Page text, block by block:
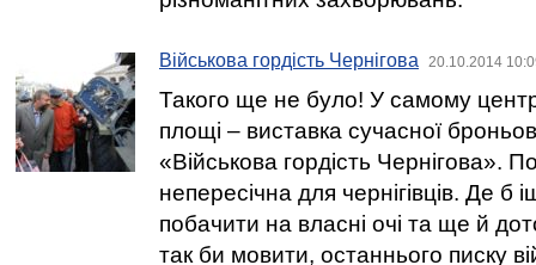
Військова гордість Чернігова 20.10.2014
Такого ще не було! У самому
площі – виставка сучасної
«Військова гордість Чернігова».
непересічна для чернігівців. Де б
побачити на власні очі та ще й
так би мовити, останнього писку